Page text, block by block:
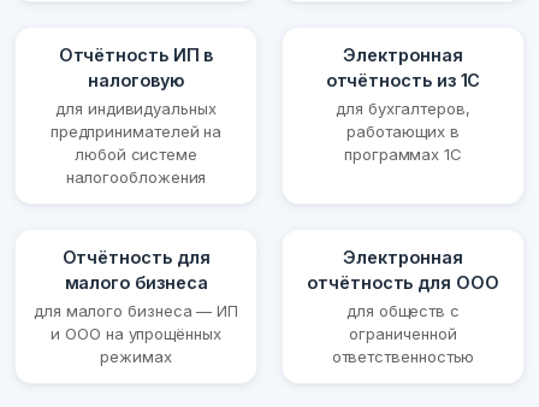
Отчётность ИП в
налоговую
для индивидуальных
предпринимателей на
любой системе
налогообложения
Электронная
отчётность из 1С
для бухгалтеров,
работающих в
программах 1С
Отчётность для
малого бизнеса
для малого бизнеса — ИП
и ООО на упрощённых
режимах
Электронная
отчётность для ООО
для обществ с
ограниченной
ответственностью